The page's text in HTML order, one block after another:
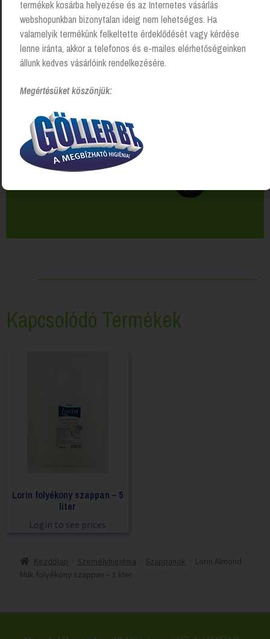
Saját járműparkunkkal, vagy futárszolgálattal.
50 000 Ft felettingyenes kiszállítás!
Kapcsolódó Termékek
Lorin folyékony szappan – 5
liter
Login to see prices
Kezdőlap Személyhigiénia Szappanok
Lorin Almond
Milk folyékony szappan – 1 liter
termékek kosárba helyezése és az Internetes vásárlás
webshopunkban bizonytalan ideig nem lehetséges. Ha
valamelyik termékünk felkeltette érdeklődését vagy kérdése
lenne iránta, akkor a telefonos és e-mailes elérhetőségeinken
állunk kedves vásárlóink rendelkezésére.
Megértésüket köszönjük: